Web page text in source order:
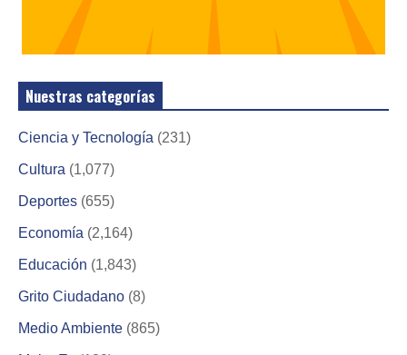
Nuestras categorías
Ciencia y Tecnología (231)
Cultura (1,077)
Deportes (655)
Economía (2,164)
Educación (1,843)
Grito Ciudadano (8)
Medio Ambiente (865)